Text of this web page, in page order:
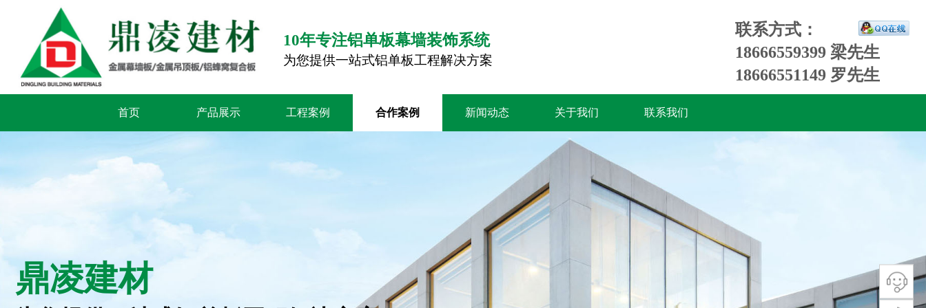
联系方式：
18666559399 梁先生
18666551149 罗先生
10年专注铝单板幕墙装饰系统
为您提供一站式铝单板工程解决方案
首页 产品展示 工程案例 合作案例 新闻动态 关于我们 联系我们
鼎凌建材